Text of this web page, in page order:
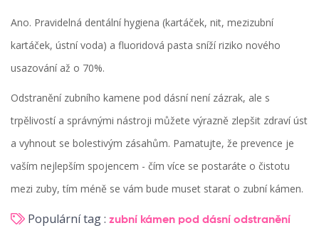
Ano. Pravidelná dentální hygiena (kartáček, nit, mezizubní
kartáček, ústní voda) a fluoridová pasta sníží riziko nového
usazování až o 70%.
Odstranění zubního kamene pod dásní není zázrak, ale s
trpělivostí a správnými nástroji můžete výrazně zlepšit zdraví úst
a vyhnout se bolestivým zásahům. Pamatujte, že prevence je
vaším nejlepším spojencem - čím více se postaráte o čistotu
mezi zuby, tím méně se vám bude muset starat o zubní kámen.
Populární tag : zubní kámen pod dásní odstranění